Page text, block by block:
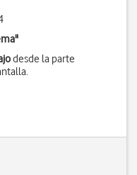
"
desde la parte